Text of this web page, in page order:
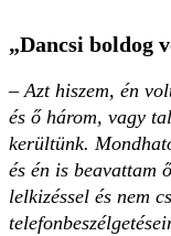
„Dancsi boldog
–Azt hiszem, én
és ő három, vagy
kerültünk.
és én is beavattam
lelkizéssel és nem